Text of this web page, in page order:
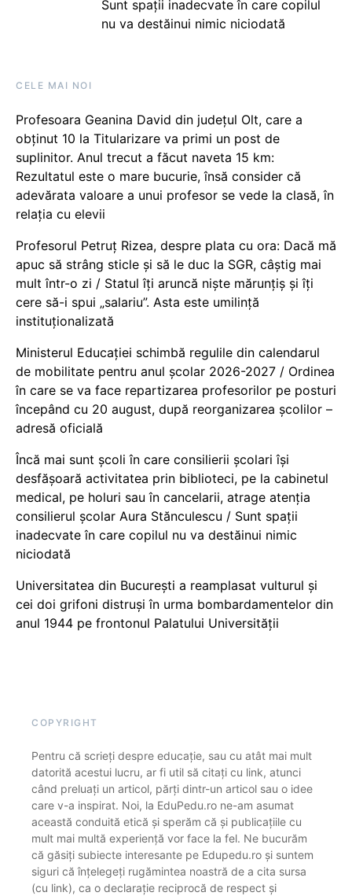
Sunt spații inadecvate în care copilul
nu va destăinui nimic niciodată
CELE MAI NOI
Profesoara Geanina David din județul Olt, care a
obținut 10 la Titularizare va primi un post de
suplinitor. Anul trecut a făcut naveta 15 km:
Rezultatul este o mare bucurie, însă consider că
adevărata valoare a unui profesor se vede la clasă, în
relația cu elevii
Profesorul Petruț Rizea, despre plata cu ora: Dacă mă
apuc să strâng sticle și să le duc la SGR, câștig mai
mult într-o zi / Statul îți aruncă niște mărunțiș și îți
cere să-i spui „salariu”. Asta este umilință
instituționalizată
Ministerul Educației schimbă regulile din calendarul
de mobilitate pentru anul școlar 2026-2027 / Ordinea
în care se va face repartizarea profesorilor pe posturi
începând cu 20 august, după reorganizarea școlilor –
adresă oficială
Încă mai sunt școli în care consilierii școlari își
desfășoară activitatea prin biblioteci, pe la cabinetul
medical, pe holuri sau în cancelarii, atrage atenția
consilierul școlar Aura Stănculescu / Sunt spații
inadecvate în care copilul nu va destăinui nimic
niciodată
Universitatea din București a reamplasat vulturul și
cei doi grifoni distruși în urma bombardamentelor din
anul 1944 pe frontonul Palatului Universității
COPYRIGHT
Pentru că scrieți despre educație, sau cu atât mai mult
datorită acestui lucru, ar fi util să citați cu link, atunci
când preluați un articol, părți dintr-un articol sau o idee
care v-a inspirat. Noi, la EduPedu.ro ne-am asumat
această conduită etică și sperăm că și publicațiile cu
mult mai multă experiență vor face la fel. Ne bucurăm
că găsiți subiecte interesante pe Edupedu.ro și suntem
siguri că înțelegeți rugămintea noastră de a cita sursa
(cu link), ca o declarație reciprocă de respect și